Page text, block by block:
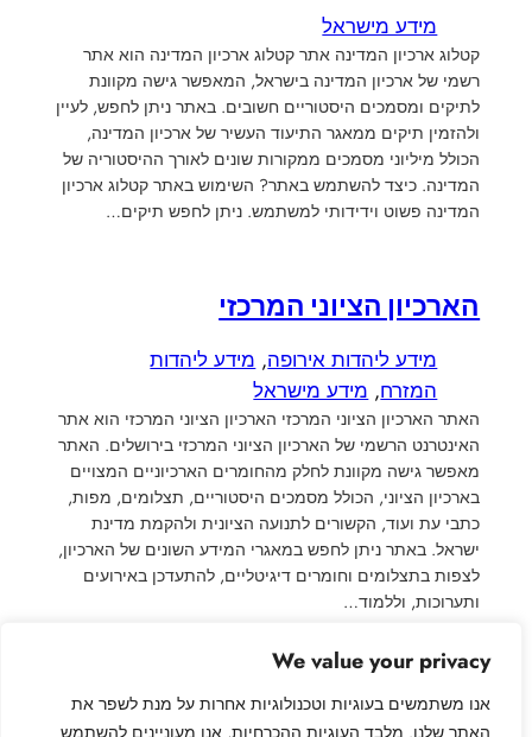
We value your privacy
אנו משתמשים בעוגיות וטכנולוגיות אחרות על מנת לשפר את
האתר שלנו. מלבד העוגיות ההכרחיות, אנו מעוניינים להשתמש
מידע מישראל
קטלוג ארכיון המדינה אתר קטלוג ארכיון המדינה הוא אתר
רשמי של ארכיון המדינה בישראל, המאפשר גישה מקוונת
לתיקים ומסמכים היסטוריים חשובים. באתר ניתן לחפש, לעיין
ולהזמין תיקים ממאגר התיעוד העשיר של ארכיון המדינה,
הכולל מיליוני מסמכים ממקורות שונים לאורך ההיסטוריה של
המדינה. כיצד להשתמש באתר? השימוש באתר קטלוג ארכיון
המדינה פשוט וידידותי למשתמש. ניתן לחפש תיקים…
הארכיון הציוני המרכזי
מידע ליהדות אירופה, מידע ליהדות
המזרח, מידע מישראל
האתר הארכיון הציוני המרכזי הארכיון הציוני המרכזי הוא אתר
האינטרנט הרשמי של הארכיון הציוני המרכזי בירושלים. האתר
מאפשר גישה מקוונת לחלק מהחומרים הארכיוניים המצויים
בארכיון הציוני, הכולל מסמכים היסטוריים, תצלומים, מפות,
כתבי עת ועוד, הקשורים לתנועה הציונית ולהקמת מדינת
ישראל. באתר ניתן לחפש במאגרי המידע השונים של הארכיון,
לצפות בתצלומים וחומרים דיגיטליים, להתעדכן באירועים
ותערוכות, וללמוד…
← עמוד קודם